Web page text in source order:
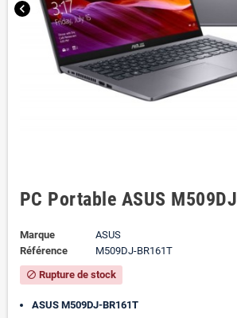
chevron_left
PC Portable ASUS
Marque
ASUS
Référence
M509DJ-BR161T
block Rupture de stock
ASUS M509DJ-BR161T